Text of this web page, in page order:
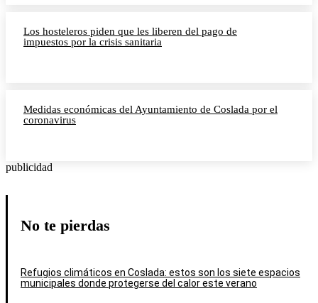
Los hosteleros piden que les liberen del pago de
impuestos por la crisis sanitaria
Medidas económicas del Ayuntamiento de Coslada por el
coronavirus
publicidad
No te pierdas
Refugios climáticos en Coslada: estos son los siete espacios
municipales donde protegerse del calor este verano